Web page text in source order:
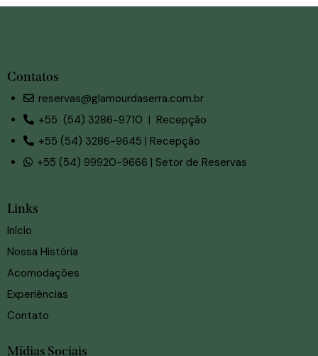
Contatos
reservas@glamourdaserra.com.br
+55 (54) 3286-9710 | Recepção
+55 (54) 3286-9645 | Recepção
+55 (54) 99920-9666 | Setor de Reservas
Links
Início
Nossa História
Acomodações
Experiências
Contato
Mídias Sociais